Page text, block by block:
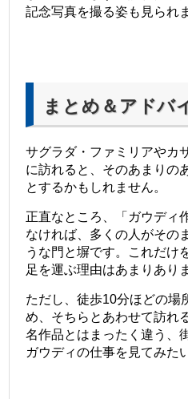
記念写真を撮る姿も見られ
まとめ＆アドバ
サグラダ・ファミリアやカ
に訪れると、そのあまりの
とするかもしれません。
正直なところ、「ガウディ
なければ、多くの人がその
うな門と塀です。これだけ
足を運ぶ理由はあまりあり
ただし、徒歩10分ほどの場
め、そちらとあわせて訪れ
名作品とはまったく違う、
ガウディの仕事を見てみた